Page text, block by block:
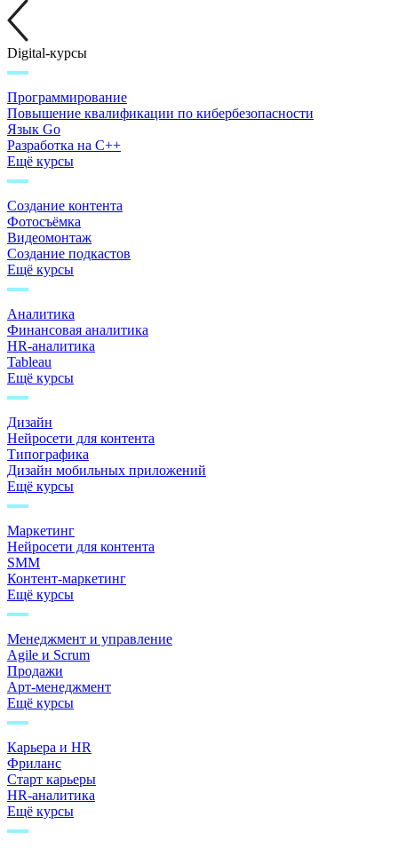
Digital-курсы
Программирование
Повышение квалификации по кибербезопасности
Язык Go
Разработка на C++
Ещё курсы
Создание контента
Фотосъёмка
Видеомонтаж
Создание подкастов
Ещё курсы
Аналитика
Финансовая аналитика
HR-аналитика
Tableau
Ещё курсы
Дизайн
Нейросети для контента
Типографика
Дизайн мобильных приложений
Ещё курсы
Маркетинг
Нейросети для контента
SMM
Контент-маркетинг
Ещё курсы
Менеджмент и управление
Agile и Scrum
Продажи
Арт-менеджмент
Ещё курсы
Карьера и HR
Фриланс
Старт карьеры
HR-аналитика
Ещё курсы